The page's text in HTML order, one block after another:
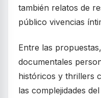
también relatos de
público vivencias
Entre las
documentales
históricos y thrillers
las complejidades